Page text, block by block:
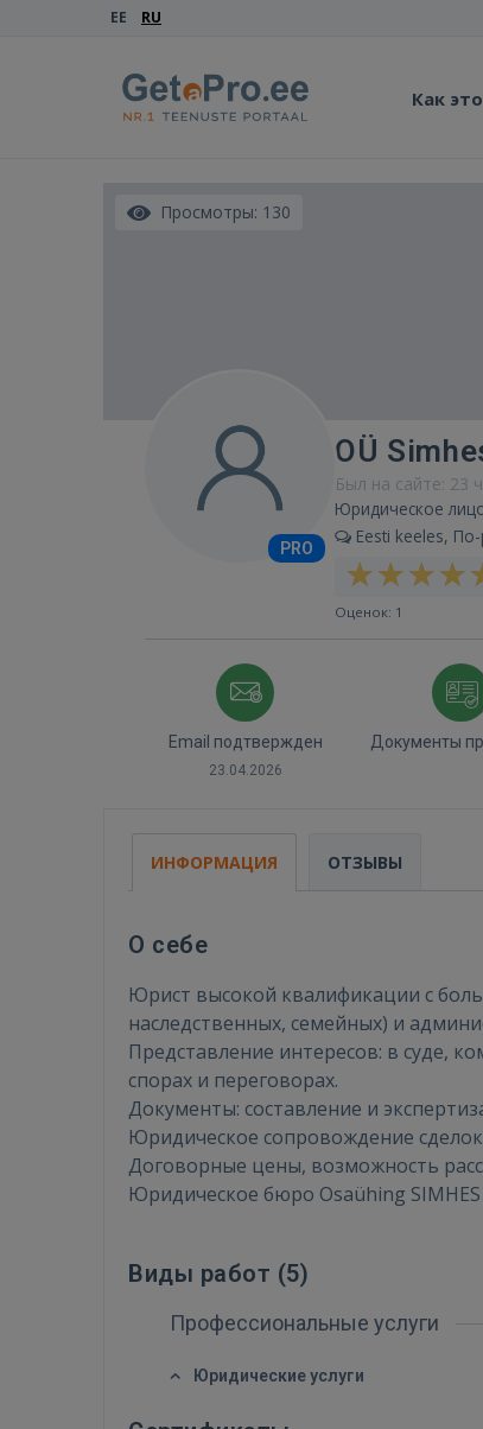
EE RU
Как
Просмотры: 130
PRO
OÜ
Был на сайте: 23
Юридическое
Eesti keeles, По-
Оценок: 1
Email подтвержден
23.04.2026
Документы
ИНФОРМАЦИЯ ОТЗЫВЫ
О себе
Юрист высокой квалификации с
наследственных, семейных) и
Представление интересов: в суде,
спорах и переговорах.
Документы: составление и
Юридическое сопровождение
Договорные цены, возможность
Юридическое бюро Osaühing SIMHES
Виды работ (5)
Профессиональные услуги
Юридические услуги